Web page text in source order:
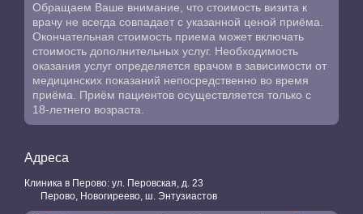
Обращаем Ваше внимание, что стоимость визита к
врачу не всегда совпадает с указанной ценой приёма.
Окончательная стоимость приема может включать
стоимость дополнительных услуг. Необходимость
оказания услуг определяется врачом в зависимости от
медицинских показаний непосредственно во время
приёма. Приём пациентов осуществляется только с
18-летнего возраста.
Адреса
Клиника в Перово: ул. Перовская, д. 23
Перово, Новогиреево, ш. Энтузиастов